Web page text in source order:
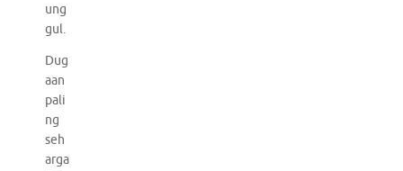
ung
gul.
Dug
aan
pali
ng
seh
arga